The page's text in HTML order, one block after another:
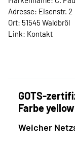
Adresse: Eisenstr. 2
Ort: 51545 Waldbröl
Link: Kontakt
GOTS-
Farbe
Weicher